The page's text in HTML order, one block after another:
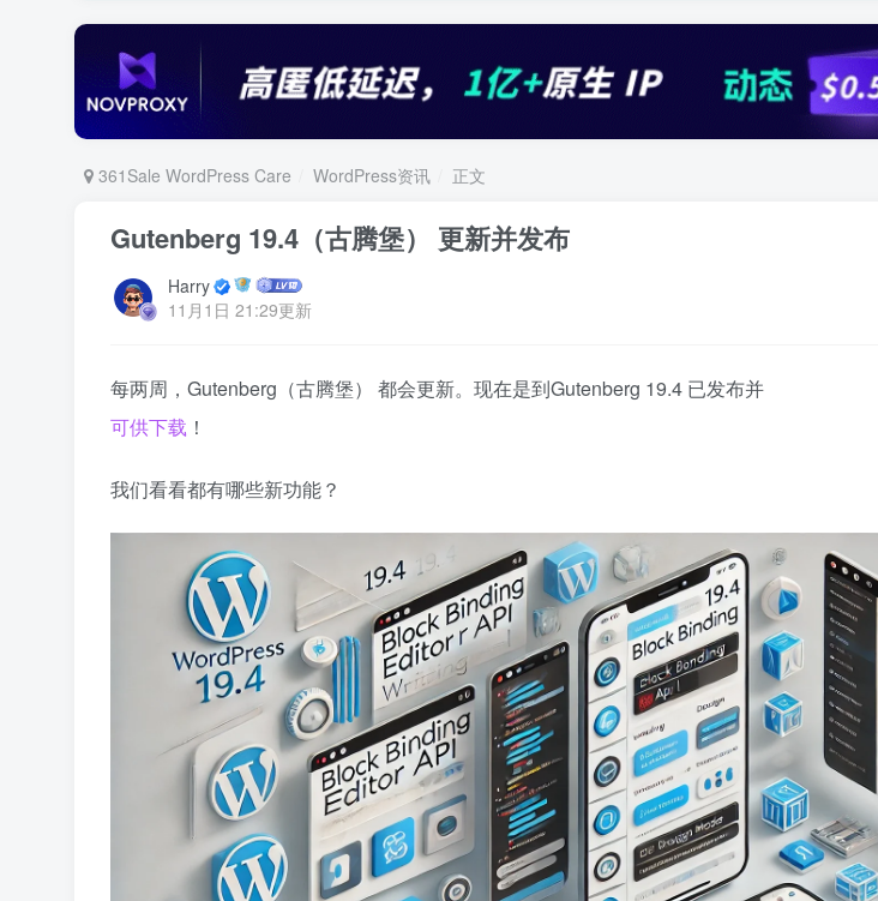
361Sale WordPress Care WordPress资讯 正文
Gutenberg 19.4（古腾堡） 更新并发布
Harry
11月1日 21:29更新
每两周，Gutenberg（古腾堡） 都会更新。现在是到Gutenberg 19.4 已发布并
可供下载 ！
我们看看都有哪些新功能？